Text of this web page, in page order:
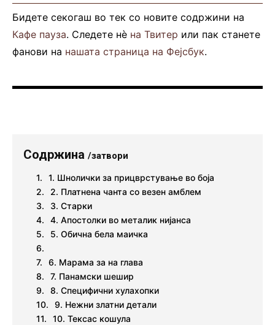
Бидете секогаш во тек со новите содржини на
Кафе пауза. Следете нè на Твитер или пак станете
фанови на нашата страница на Фејсбук.
Содржина /затвори
1. Шнолички за прицврстување во боја
2. Платнена чанта со везен амблем
3. Старки
4. Апостолки во металик нијанса
5. Обична бела маичка
6. Марама за на глава
7. Панамски шешир
8. Специфични хулахопки
9. Нежни златни детали
10. Тексас кошула